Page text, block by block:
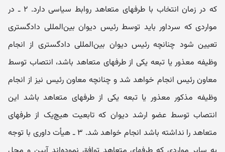
که در زمان انتخاب با طرفهای متعاهد روابط سیاسی دارد. ۲ ـ در
مواردی که سرداور باید توسط رئیس دیوان بین‌المللی دادگستری
تعیین شود چنانچه رئیس دیوان بین‌المللی دادگستری از انجام
وظیفه معذور یا تبعه یکی از طرفهای متعاهد باشد، انتصاب توسط
معاون رئیس انجام خواهد شد و چنانچه معاون رئیس نیز از انجام
وظیفه مذکور معذور یا تبعه یکی از طرفهای متعاهد باشد این
انتصاب توسط عضو ارشد دیوان که تابعیت هیچ‌یک از طرفهای
متعاهد را نداشته باشد انجام خواهد شد. ۳ ـ هیأت داوری با توجه